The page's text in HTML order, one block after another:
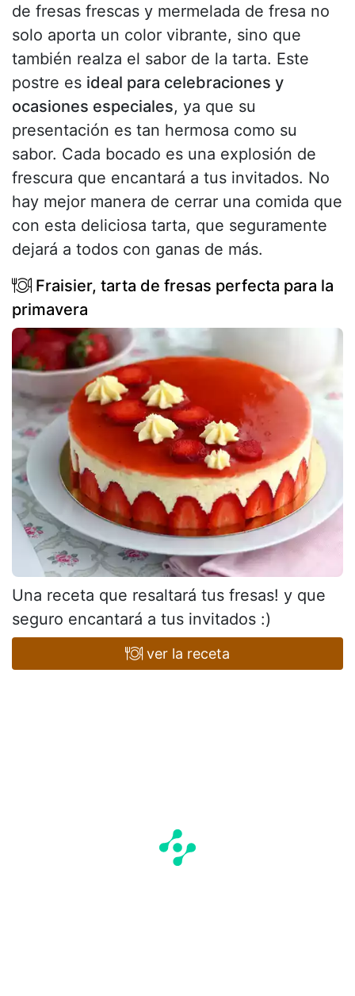
de fresas frescas y mermelada de fresa no
solo aporta un color vibrante, sino que
también realza el sabor de la tarta. Este
postre es ideal para celebraciones y
ocasiones especiales, ya que su
presentación es tan hermosa como su
sabor. Cada bocado es una explosión de
frescura que encantará a tus invitados. No
hay mejor manera de cerrar una comida que
con esta deliciosa tarta, que seguramente
dejará a todos con ganas de más.
Fraisier, tarta de fresas perfecta para la
primavera
Una receta que resaltará tus fresas! y que
seguro encantará a tus invitados :)
ver la receta